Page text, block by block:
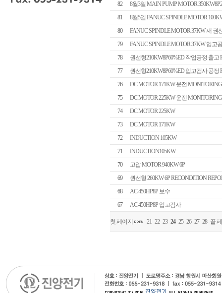
82
8월3일 MAIN PUMP MOTOR
81
8월5일 FANUC SPINDLE MOTOR
80
FANUC SPINDLE MOTOR 37KW 재 권
79
FANUC SPINDLE MOTOR 37KW 입고
78
권선형210KW8P60%ED 작업공정 출고
77
권선형210KW8P60%ED 입고검사 공정
76
DC MOTOR 171KW 운전 MONITORING
75
DC MOTOR 225KW 운전 MONITORING
74
DC MOTOR 225KW
73
DC MOTOR 171KW
72
INDUCTION 105KW
71
INDUCTION105KW
70
고압 MOTOR 940KW 6P
69
권선형 260KW 6P RECONDITION
68
AC 450HP8P 보수
67
AC 450HP8P 입고검사
첫 페이지 21 22 23 24 25 26 27 28 끝